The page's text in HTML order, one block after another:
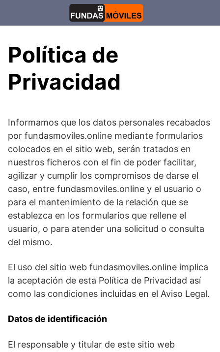
Política de
Privacidad
Informamos que los datos personales recabados
por fundasmoviles.online mediante formularios
colocados en el sitio web, serán tratados en
nuestros ficheros con el fin de poder facilitar,
agilizar y cumplir los compromisos de darse el
caso, entre fundasmoviles.online y el usuario o
para el mantenimiento de la relación que se
establezca en los formularios que rellene el
usuario, o para atender una solicitud o consulta
del mismo.
El uso del sitio web fundasmoviles.online implica
la aceptación de esta Política de Privacidad así
como las condiciones incluidas en el Aviso Legal.
Datos de identificación
El responsable y titular de este sitio web